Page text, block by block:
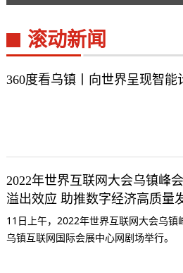
滚动新闻
360度看乌镇丨向世界呈现智能
2022年世界互联网大会乌镇峰
溢出效应 助推数字经济高质量
11日上午，2022年世界互联网大会乌镇
乌镇互联网国际会展中心网剧场举行。